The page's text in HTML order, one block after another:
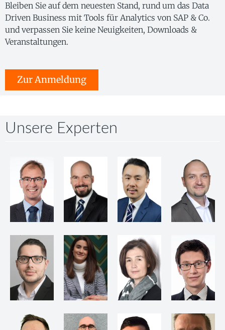
Bleiben Sie auf dem neuesten Stand, rund um das Data
Driven Business mit Tools für Analytics von SAP & Co.
und verpassen Sie keine Neuigkeiten, Downloads &
Veranstaltungen.
Zur Anmeldung
Unsere Experten